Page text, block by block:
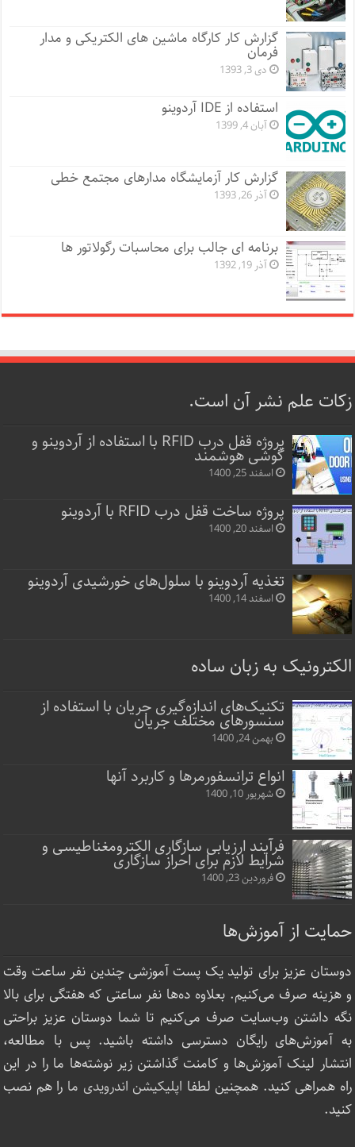
گزارش کار کارگاه ماشین های الکتریکی و مدار
فرمان
دی 3, 1393
استفاده از IDE آردوینو
آبان 4, 1399
گزارش کار آزمایشگاه مدارهای مجتمع خطی
آذر 26, 1393
برنامه ای جالب برای محاسبات رگولاتور ها
آذر 19, 1392
زکات علم نشر آن است.
پروژه قفل‌ درب RFID با استفاده از آردوینو و
گوشی هوشمند
اسفند 25, 1400
پروژه ساخت قفل‌ درب RFID با آردوینو
اسفند 20, 1400
تغذیه آردوینو با سلول‌های خورشیدی آردوینو
اسفند 14, 1400
الکترونیک به زبان ساده
تکنیک‌های اندازه‌گیری جریان با استفاده از
سنسورهای مختلف جریان
بهمن 24, 1400
انواع ترانسفورمرها و کاربرد آنها
شهریور 10, 1400
فرآیند ارزیابی سازگاری الکترومغناطیسی و
شرایط لازم برای احراز سازگاری
فروردین 23, 1400
حمایت از آموزش‌ها
دوستان عزیز برای تولید یک پست آموزشی چندین نفر ساعت‌ وقت
و هزینه صرف می‌کنیم. بعلاوه ده‌ها نفر ساعتی که هفتگی برای بالا
نگه داشتن وب‌سایت صرف ‌می‌کنیم تا شما دوستان عزیز براحتی
به آموزش‌های رایگان دسترسی داشته باشید. پس با مطالعه،
انتشار لینک‌ آموزش‌ها و کامنت گذاشتن زیر نوشته‌‌ها ما را در این
راه همراهی کنید. همچنین لطفا اپلیکیشن اندرویدی ما را هم نصب
کنید.